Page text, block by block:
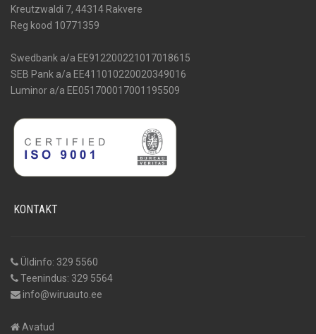
Kreutzwaldi 7, 44314 Rakvere
Reg kood 10771359
Swedbank a/a EE912200221017018615
SEB Pank a/a EE411010220020349016
Luminor a/a EE051700017001195509
KONTAKT
Üldinfo: 329 5560
Teenindus: 329 5564
info@wiruauto.ee
Avatud